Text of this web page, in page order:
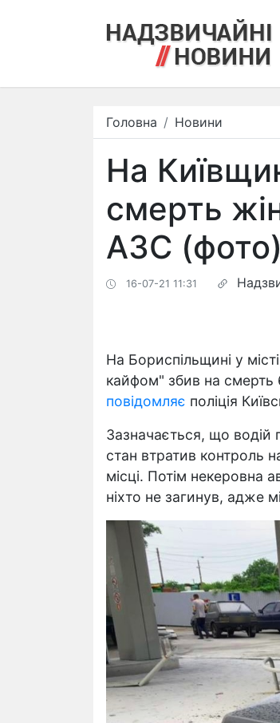
Головна Новини
На
смерть
АЗС (фото)
16-07-21 11:31
На Бориспільщині у
кайфом" збив на смерть
повідомляє поліція
Зазначається, що водій
стан втратив контроль
місці. Потім некеровна
ніхто не загинув, адже